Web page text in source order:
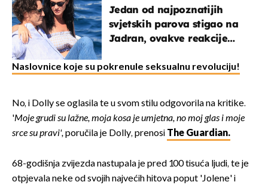
Jedan od najpoznatijih
svjetskih parova stigao na
Jadran, ovakve reakcije
Naslovnice koje su pokrenule seksualnu revoluciju!
No, i Dolly se oglasila te u svom stilu odgovorila na kritike.
'Moje grudi su lažne, moja kosa je umjetna, no moj glas i moje
srce su pravi',poručila je Dolly, prenosi The Guardian.
68-godišnja zvijezda nastupala je pred 100 tisuća ljudi, te je
otpjevala neke od svojih najvećih hitova poput 'Jolene' i